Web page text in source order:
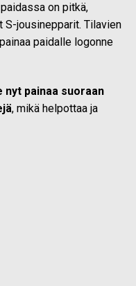
on pitkä,
S-jousinepparit. Tilavien
paidalle logonne
nyt painaa suoraan
, mikä helpottaa ja